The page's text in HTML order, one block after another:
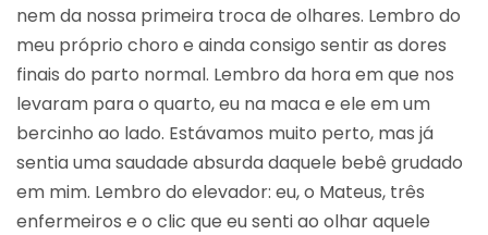
nem da nossa primeira troca de olhares. Lembro do
meu próprio choro e ainda consigo sentir as dores
finais do parto normal. Lembro da hora em que nos
levaram para o quarto, eu na maca e ele em um
bercinho ao lado. Estávamos muito perto, mas já
sentia uma saudade absurda daquele bebê grudado
em mim. Lembro do elevador: eu, o Mateus, três
enfermeiros e o clic que eu senti ao olhar aquele